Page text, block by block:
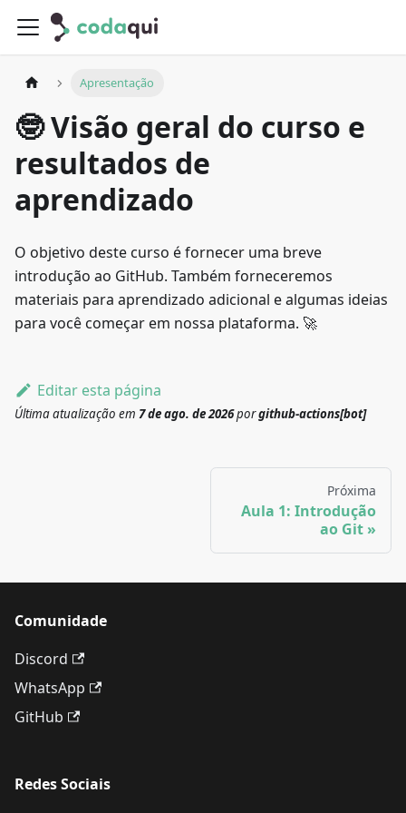
Apresentação
🤓 Visão geral do curso e
resultados de
aprendizado
O objetivo deste curso é fornecer uma breve
introdução ao GitHub. Também forneceremos
materiais para aprendizado adicional e algumas ideias
para você começar em nossa plataforma. 🚀
Editar esta página
Última atualização em 7 de ago. de 2026porgithub-actions[bot]
Próxima
Aula 1: Introdução
ao Git
Comunidade
Discord
WhatsApp
GitHub
Redes Sociais